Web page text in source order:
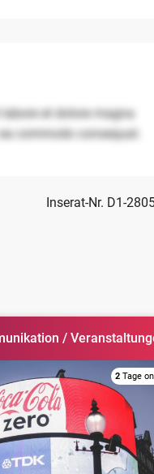
et dolore magna
commodo consequat.
Inserat-Nr. D1-
/
2Tage